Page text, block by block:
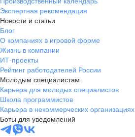
Экспертная рекомендация
Новости и статьи
Блог
О компаниях в игровой форме
Жизнь в компании
ИТ-проекты
Рейтинг работодателей России
Молодым специалистам
Карьера для молодых специалистов
Школа программистов
Карьера в некоммерческих организациях
Боты для уведомлений